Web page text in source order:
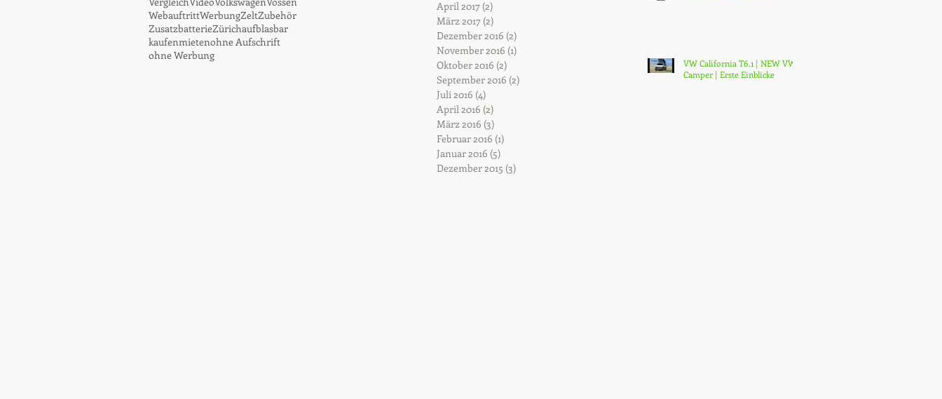
WebauftrittWerbungZeltZubehör
ZusatzbatterieZürichaufblasbar
kaufenmietenohne Aufschrift
ohne Werbung
April 2017 (2)
März 2017 (2)
Dezember 2016 (2)
November 2016 (1)
Oktober 2016 (2)
September 2016 (2)
Juli 2016 (4)
April 2016 (2)
März 2016 (3)
Februar 2016 (1)
Januar 2016 (5)
Dezember 2015 (3)
VW California T6.1 | NEW VW
Camper | Erste Einblicke